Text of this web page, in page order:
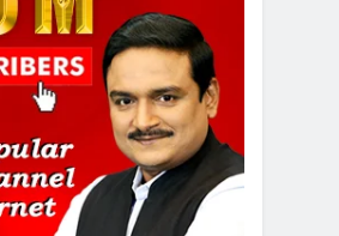
सुप्रीम कोर्ट ने राहुल गांधी के ‘वोट
चोरी’ के आरोप खारिज किए,
शेखपुरा में पीएम की मां को गाली पर
कोर्ट का समन जारी
अमर शहीद ठाकुर रोशन सिंह के
नाम पर स्वरूप रानी नेहरू
चिकित्सालय का नामकरण करने